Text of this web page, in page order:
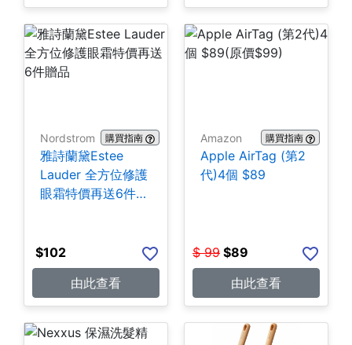
Nordstrom 購買指南
雅詩蘭黛Estee
Lauder 全方位修護
眼霜特價再送6件贈
$102
由此查看
Amazon 購買指南
Apple AirTag (第2
代)4個 $89
$ 99 $89
由此查看